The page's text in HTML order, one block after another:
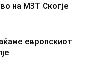
на МЗТ Скопје
европскиот